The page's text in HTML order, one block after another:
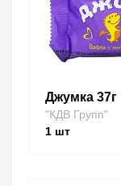
Джумка 37г
"КДВ Групп"
1 шт